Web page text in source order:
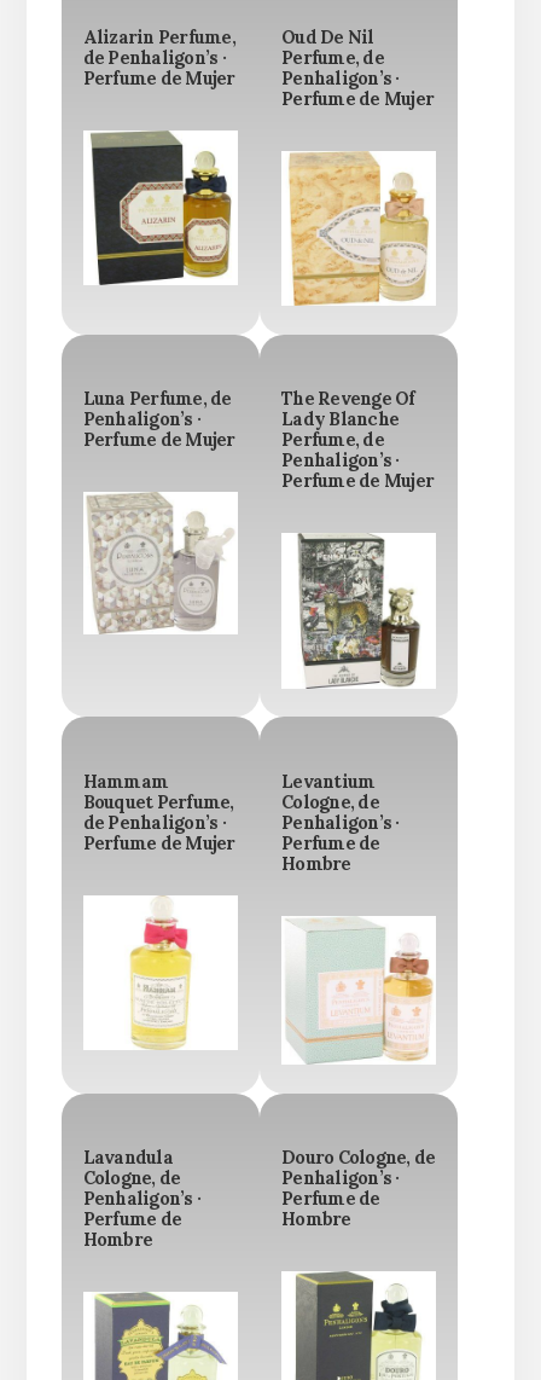
Alizarin Perfume,
de Penhaligon’s ·
Perfume de Mujer
Oud De Nil
Perfume, de
Penhaligon’s ·
Perfume de Mujer
Luna Perfume, de
Penhaligon’s ·
Perfume de Mujer
The Revenge Of
Lady Blanche
Perfume, de
Penhaligon’s ·
Perfume de Mujer
Hammam
Bouquet Perfume,
de Penhaligon’s ·
Perfume de Mujer
Levantium
Cologne, de
Penhaligon’s ·
Perfume de
Hombre
Lavandula
Cologne, de
Penhaligon’s ·
Perfume de
Hombre
Douro Cologne, de
Penhaligon’s ·
Perfume de
Hombre